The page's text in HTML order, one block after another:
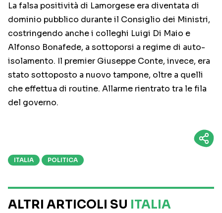
La falsa positività di Lamorgese era diventata di
dominio pubblico durante il Consiglio dei Ministri,
costringendo anche i colleghi Luigi Di Maio e
Alfonso Bonafede, a sottoporsi a regime di auto-
isolamento. Il premier Giuseppe Conte, invece, era
stato sottoposto a nuovo tampone, oltre a quelli
che effettua di routine. Allarme rientrato tra le fila
del governo.
ITALIA POLITICA
ALTRI ARTICOLI SU ITALIA